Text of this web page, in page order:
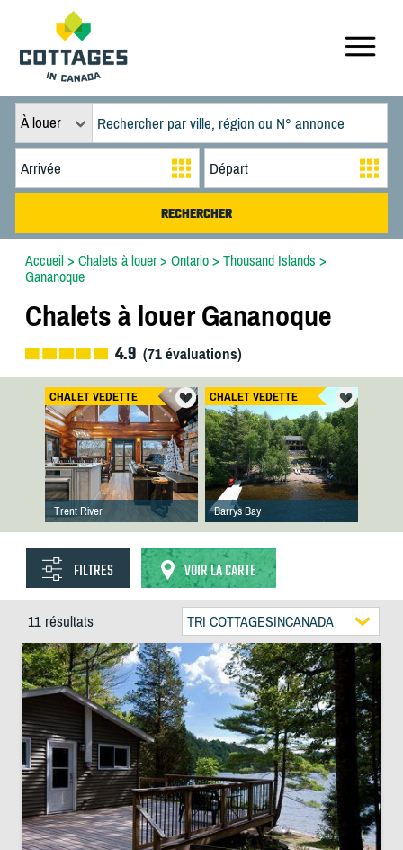
À louer
Accueil> Chalets à louer> Ontario> Thousand Islands >
Gananoque
Chalets à louer Gananoque
4.9 (71évaluations)
CHALET VEDETTE
Trent River
CHALET VEDETTE
Barrys Bay
FILTRES VOIR LA CARTE
11 résultats TRI COTTAGESINCANADA